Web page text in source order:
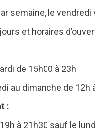
semaine, le
et horaires
de 15h00 à 23h
au dimanche de 12h
:
19h à 21h30 sauf le